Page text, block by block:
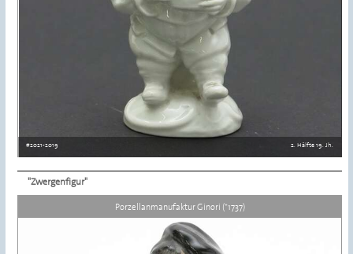
#2021-2019 2. Hälfte 19. Jh.
"Zwergenfigur"
Porzellanmanufaktur Ginori (*1737)